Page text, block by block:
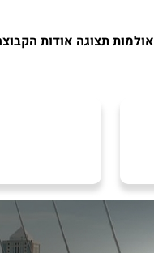
אולמות תצוגה אודות